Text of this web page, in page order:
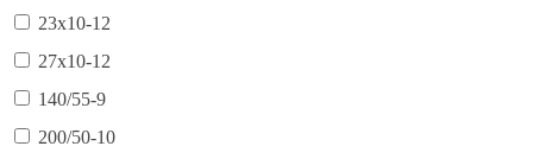
23х10-12
27х10-12
140/55-9
200/50-10